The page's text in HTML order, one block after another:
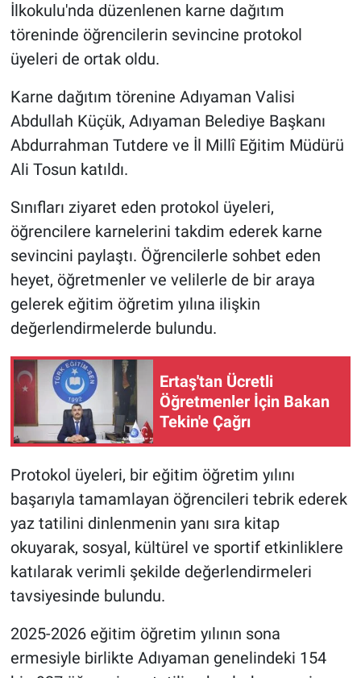
İlkokulu'nda düzenlenen karne dağıtım
töreninde öğrencilerin sevincine protokol
üyeleri de ortak oldu.
Karne dağıtım törenine Adıyaman Valisi
Abdullah Küçük, Adıyaman Belediye Başkanı
Abdurrahman Tutdere ve İl Millî Eğitim Müdürü
Ali Tosun katıldı.
Sınıfları ziyaret eden protokol üyeleri,
öğrencilere karnelerini takdim ederek karne
sevincini paylaştı. Öğrencilerle sohbet eden
heyet, öğretmenler ve velilerle de bir araya
gelerek eğitim öğretim yılına ilişkin
değerlendirmelerde bulundu.
Ertaş'tan Ücretli
Öğretmenler İçin Bakan
Tekin'e Çağrı
Protokol üyeleri, bir eğitim öğretim yılını
başarıyla tamamlayan öğrencileri tebrik ederek
yaz tatilini dinlenmenin yanı sıra kitap
okuyarak, sosyal, kültürel ve sportif etkinliklere
katılarak verimli şekilde değerlendirmeleri
tavsiyesinde bulundu.
2025-2026 eğitim öğretim yılının sona
ermesiyle birlikte Adıyaman genelindeki 154